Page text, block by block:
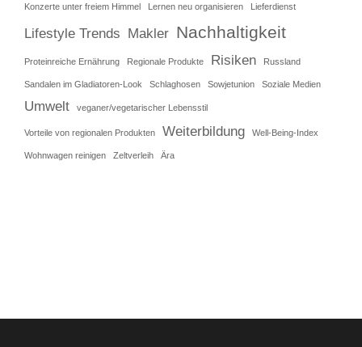
Konzerte unter freiem Himmel Lernen neu organisieren Lieferdienst
Lifestyle Trends Makler Nachhaltigkeit
Proteinreiche Ernährung Regionale Produkte Risiken Russland
Sandalen im Gladiatoren-Look Schlaghosen Sowjetunion Soziale Medien
Umwelt veganer/vegetarischer Lebensstil
Vorteile von regionalen Produkten Weiterbildung Well-Being-Index
Wohnwagen reinigen Zeltverleih Ära